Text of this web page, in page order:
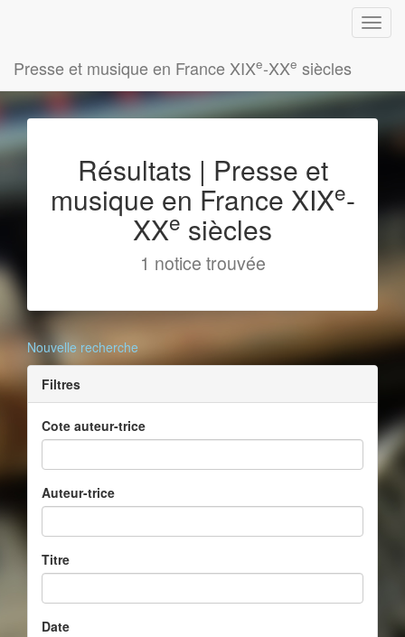
Presse et musique en France XIXe-XXe siècles
Résultats | Presse et
musique en France XIXe-
XXe siècles
1 notice trouvée
Nouvelle recherche
Filtres
Cote auteur-trice
Auteur-trice
Titre
Date